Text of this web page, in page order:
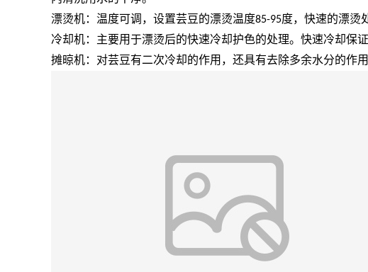
漂烫机：温度可调，设置芸豆的漂烫温度85-95度，快速的漂烫
冷却机：主要用于漂烫后的快速冷却护色的处理。快速冷却保证
摊晾机：对芸豆有二次冷却的作用，还具有去除多余水分的作用